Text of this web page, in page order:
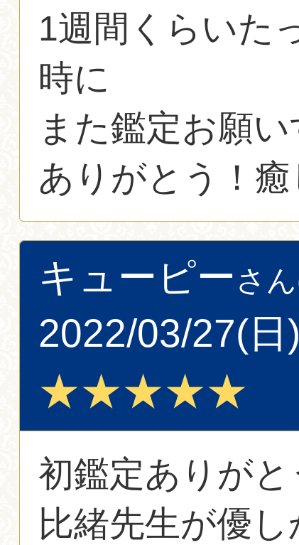
1週間くらいた
時に
また鑑定お願
ありがとう！
キューピー さ
2022/03/27(日)
★★★★★
初鑑定ありがと
比緒先生が優